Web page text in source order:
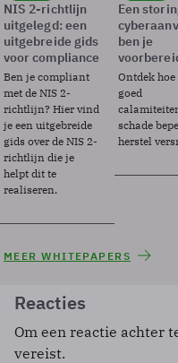
NIS 2-richtlijn
uitgelegd: een
uitgebreide gids
voor compliance
Ben je compliant
met de NIS 2-
richtlijn? Hier vind
je een uitgebreide
gids over de NIS 2-
richtlijn die je
helpt dit te
realiseren.
Een
ben je
Ontdek hoe
goed
schade
herstel
MEER WHITEPAPERS
Reacties
Om een reactie achter
vereist.